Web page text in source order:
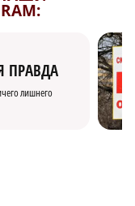
ПРАВДА
лишнего